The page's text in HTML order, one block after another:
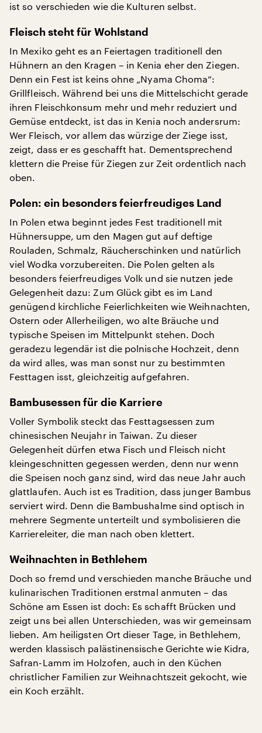
ist so verschieden wie die Kulturen selbst.
Fleisch steht für Wohlstand
In Mexiko geht es an Feiertagen traditionell den
Hühnern an den Kragen – in Kenia eher den Ziegen.
Denn ein Fest ist keins ohne „Nyama Choma“:
Grillfleisch. Während bei uns die Mittelschicht gerade
ihren Fleischkonsum mehr und mehr reduziert und
Gemüse entdeckt, ist das in Kenia noch andersrum:
Wer Fleisch, vor allem das würzige der Ziege isst,
zeigt, dass er es geschafft hat. Dementsprechend
klettern die Preise für Ziegen zur Zeit ordentlich nach
oben.
Polen: ein besonders feierfreudiges Land
In Polen etwa beginnt jedes Fest traditionell mit
Hühnersuppe, um den Magen gut auf deftige
Rouladen, Schmalz, Räucherschinken und natürlich
viel Wodka vorzubereiten. Die Polen gelten als
besonders feierfreudiges Volk und sie nutzen jede
Gelegenheit dazu: Zum Glück gibt es im Land
genügend kirchliche Feierlichkeiten wie Weihnachten,
Ostern oder Allerheiligen, wo alte Bräuche und
typische Speisen im Mittelpunkt stehen. Doch
geradezu legendär ist die polnische Hochzeit, denn
da wird alles, was man sonst nur zu bestimmten
Festtagen isst, gleichzeitig aufgefahren.
Bambusessen für die Karriere
Voller Symbolik steckt das Festtagsessen zum
chinesischen Neujahr in Taiwan. Zu dieser
Gelegenheit dürfen etwa Fisch und Fleisch nicht
kleingeschnitten gegessen werden, denn nur wenn
die Speisen noch ganz sind, wird das neue Jahr auch
glattlaufen. Auch ist es Tradition, dass junger Bambus
serviert wird. Denn die Bambushalme sind optisch in
mehrere Segmente unterteilt und symbolisieren die
Karriereleiter, die man nach oben klettert.
Weihnachten in Bethlehem
Doch so fremd und verschieden manche Bräuche und
kulinarischen Traditionen erstmal anmuten – das
Schöne am Essen ist doch: Es schafft Brücken und
zeigt uns bei allen Unterschieden, was wir gemeinsam
lieben. Am heiligsten Ort dieser Tage, in Bethlehem,
werden klassisch palästinensische Gerichte wie Kidra,
Safran-Lamm im Holzofen, auch in den Küchen
christlicher Familien zur Weihnachtszeit gekocht, wie
ein Koch erzählt.